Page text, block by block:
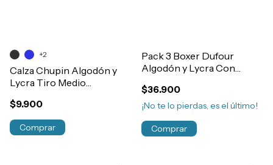
Calza Chupin Algodón y
Lycra Tiro Medio
$9.900
+2
Comprar
Pack 3 Boxer Dufour
Algodón y Lycra Con
Hombre Art.12024
$36.900
¡No te lo pierdas, es el último!
Comprar